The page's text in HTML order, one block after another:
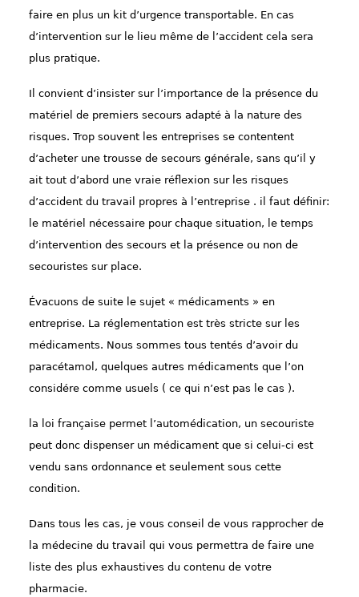
faire en plus un kit d’urgence transportable. En cas
d’intervention sur le lieu même de l’accident cela sera
plus pratique.
Il convient d’insister sur l’importance de la présence du
matériel de premiers secours adapté à la nature des
risques. Trop souvent les entreprises se contentent
d’acheter une trousse de secours générale, sans qu’il y
ait tout d’abord une vraie réflexion sur les risques
d’accident du travail propres à l’entreprise . il faut définir:
le matériel nécessaire pour chaque situation, le temps
d’intervention des secours et la présence ou non de
secouristes sur place.
Évacuons de suite le sujet « médicaments » en
entreprise. La réglementation est très stricte sur les
médicaments. Nous sommes tous tentés d’avoir du
paracétamol, quelques autres médicaments que l’on
considére comme usuels ( ce qui n’est pas le cas ).
la loi française permet l’automédication, un secouriste
peut donc dispenser un médicament que si celui-ci est
vendu sans ordonnance et seulement sous cette
condition.
Dans tous les cas, je vous conseil de vous rapprocherde
la médecine du travail qui vous permettra de faire une
liste des plus exhaustives du contenu de votre
pharmacie.